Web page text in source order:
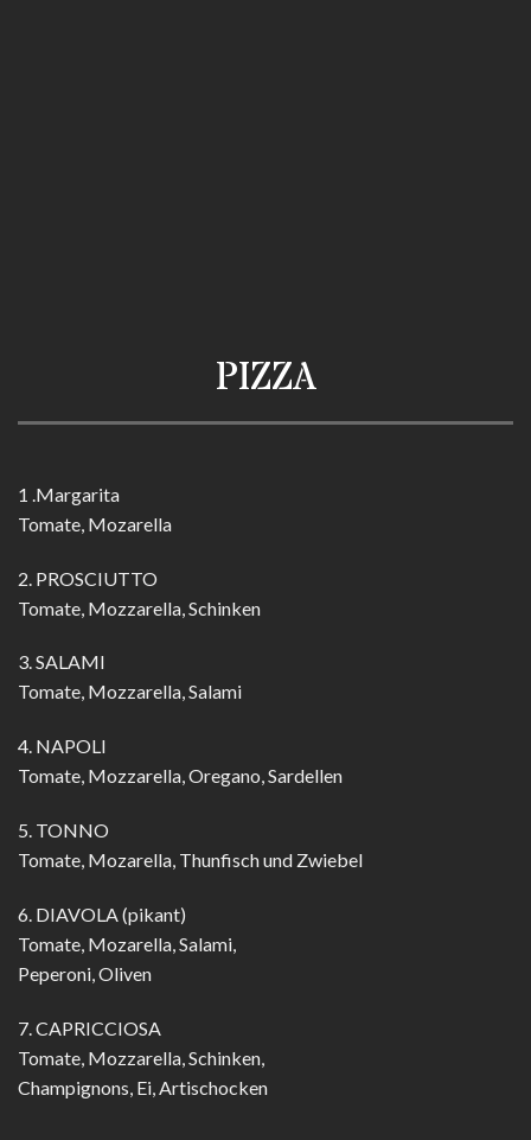
PIZZA
1 .Margarita
Tomate, Mozarella
2. PROSCIUTTO
Tomate, Mozzarella, Schinken
3. SALAMI
Tomate, Mozzarella, Salami
4. NAPOLI
Tomate, Mozzarella, Oregano, Sardellen
5. TONNO
Tomate, Mozarella, Thunfisch und Zwiebel
6. DIAVOLA (pikant)
Tomate, Mozarella, Salami,
Peperoni, Oliven
7. CAPRICCIOSA
Tomate, Mozzarella, Schinken,
Champignons, Ei, Artischocken